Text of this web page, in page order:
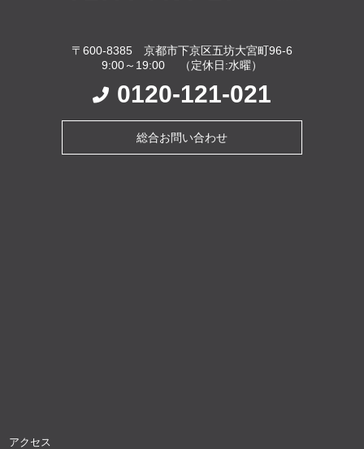
〒600-8385 京都市下京区五坊大宮町96-6
9:00～19:00 （定休日:水曜）
0120-121-021
総合お問い合わせ
アクセス